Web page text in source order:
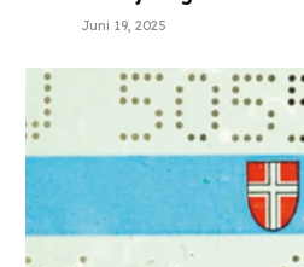
Juni 19, 2025